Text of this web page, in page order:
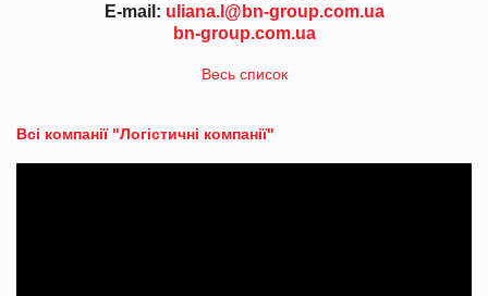
E-mail: uliana.l@bn-group.com.ua
bn-group.com.ua
Весь список
Всі компанії "Логістичні компанії"